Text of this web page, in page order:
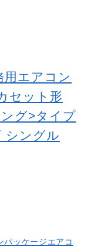
エアコン
セット形
グ>タイプ
シングル
パッケージエアコ